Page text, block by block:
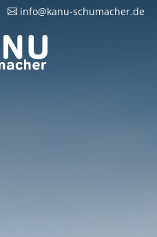
info@kanu-schumacher.de